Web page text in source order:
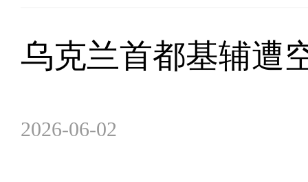
乌克兰首都基辅遭
2026-06-02